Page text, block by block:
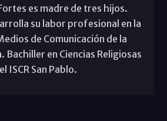
es madre de tres hijos.
su labor profesional en la
de Comunicación de la
Bachiller en Ciencias Religiosas
ISCR San Pablo.